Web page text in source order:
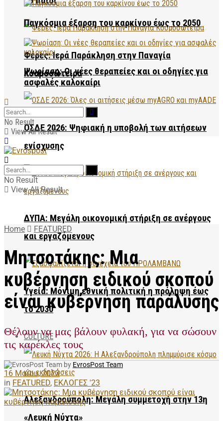
Φέρες: Ιερά Παράκληση στην Παναγία
Κοσμοσώτειρα
ΟΣΔΕ 2026: Ψηφιακή η υποβολή των αιτήσεων
ενίσχυσης
ΔΥΠΑ: Μεγάλη οικονομική στήριξη σε ανέργους
και εργαζόμενους
Υγεία: Μόνιμη εθνική πολιτική η πρόληψη έως
το 2030
CULTURE
Αλεξανδρούπολη: Μεγάλη συμμετοχή στην 13η
«Λευκή Νύχτα»
Παγκόσμια έξαρση του καρκίνου έως το 2050
Ψωρίαση: Οι νέες θεραπείες και οι οδηγίες για
ασφαλές καλοκαίρι
No Result
View All Result
No Result
View All Result
Home FEATURED
Μητσοτάκης: Μια
κυβέρνηση ειδικού σκοπού
είναι κυβέρνηση παράλυσης
Θέλουν να μας βάλουν φυλακή, για να σώσουν
τις καρέκλες τους
by EvrosPost Team
16 Μαΐου, 2023
in FEATURED, ΕΚΛΟΓΕΣ '23